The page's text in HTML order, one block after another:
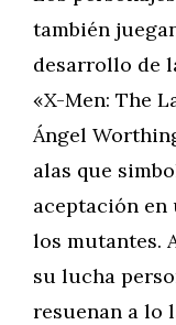
también
desarrollo de
«X-Men: The
Ángel
alas que
aceptación en
los mutantes.
su lucha
resuenan a lo